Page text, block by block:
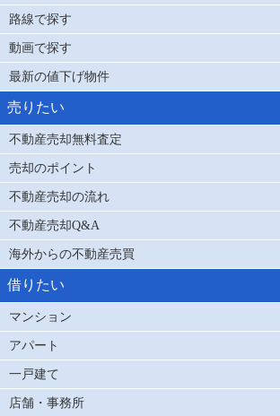
路線で探す
動画で探す
最新の値下げ物件
売りたい
不動産売却無料査定
売却のポイント
不動産売却の流れ
不動産売却Q&A
海外からの不動産売買
借りたい
マンション
アパート
一戸建て
店舗・事務所